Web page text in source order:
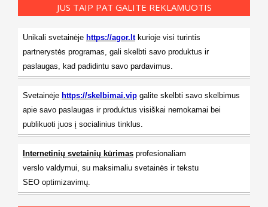
JUS TAIP PAT GALITE REKLAMUOTIS
Unikali svetainėje https://agor.ltkurioje visi turintis
partnerystės programas, gali skelbti savo produktus ir
paslaugas, kad padidintu savo pardavimus.
Svetainėje https://skelbimai.vip galite skelbti savo skelbimus
apie savo paslaugas ir produktus visiškai nemokamai bei
publikuoti juos į socialinius tinklus.
Internetinių svetainių kūrimas profesionaliam
verslo valdymui, su maksimaliu svetainės ir tekstu
SEO optimizavimų.